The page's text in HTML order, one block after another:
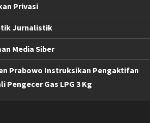
Privasi
Jurnalistik
Media Siber
Prabowo Instruksikan Pengaktifan
Pengecer Gas LPG 3 Kg